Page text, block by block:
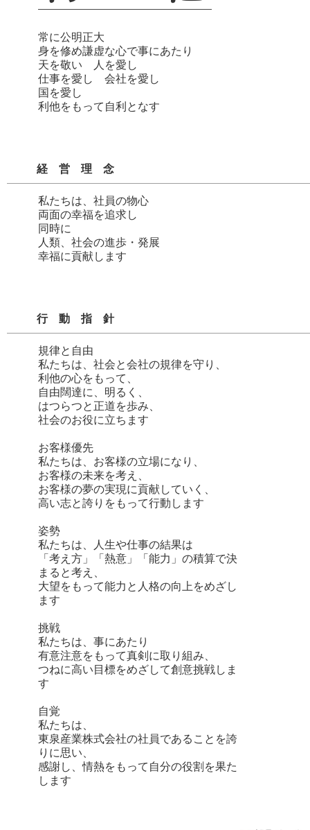
常に公明正大
身を修め謙虚な心で事にあたり
天を敬い 人を愛し
仕事を愛し 会社を愛し
国を愛し
利他をもって自利となす
経営理念
私たちは、社員の物心
両面の幸福を追求し
同時に
人類、社会の進歩・発展
幸福に貢献します
行動指針
規律と自由
私たちは、社会と会社の規律を守り、
利他の心をもって、
自由闊達に、明るく、
はつらつと正道を歩み、
社会のお役に立ちます
お客様優先
私たちは、お客様の立場になり、
お客様の未来を考え、
お客様の夢の実現に貢献していく、
高い志と誇りをもって行動します
姿勢
私たちは、人生や仕事の結果は
「考え方」「熱意」「能力」の積算で決
まると考え、
大望をもって能力と人格の向上をめざし
ます
挑戦
私たちは、事にあたり
有意注意をもって真剣に取り組み、
つねに高い目標をめざして創意挑戦しま
す
自覚
私たちは、
東泉産業株式会社の社員であることを誇
りに思い、
感謝し、情熱をもって自分の役割を果た
します